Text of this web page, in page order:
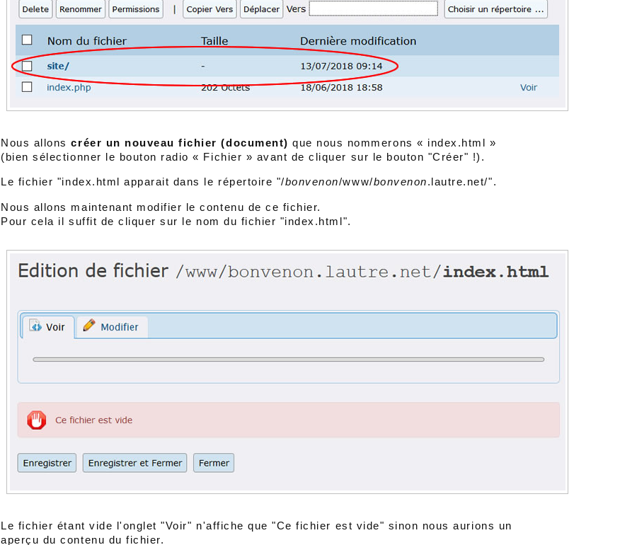
Nous allonscréer un nouveau fichier (document) que nous nommerons « index.html »
(bien sélectionner le bouton radio « Fichier » avant de cliquer sur le bouton "Créer" !).
Le fichier "index.html apparait dans le répertoire "/bonvenon/www/bonvenon.lautre.net/".
Nous allons maintenant modifier le contenu de ce fichier.
Pour cela il suffit de cliquer sur le nom du fichier "index.html".
Le fichier étant vide l'onglet "Voir" n'affiche que "Ce fichier est vide" sinon nous aurions un
aperçu du contenu du fichier.